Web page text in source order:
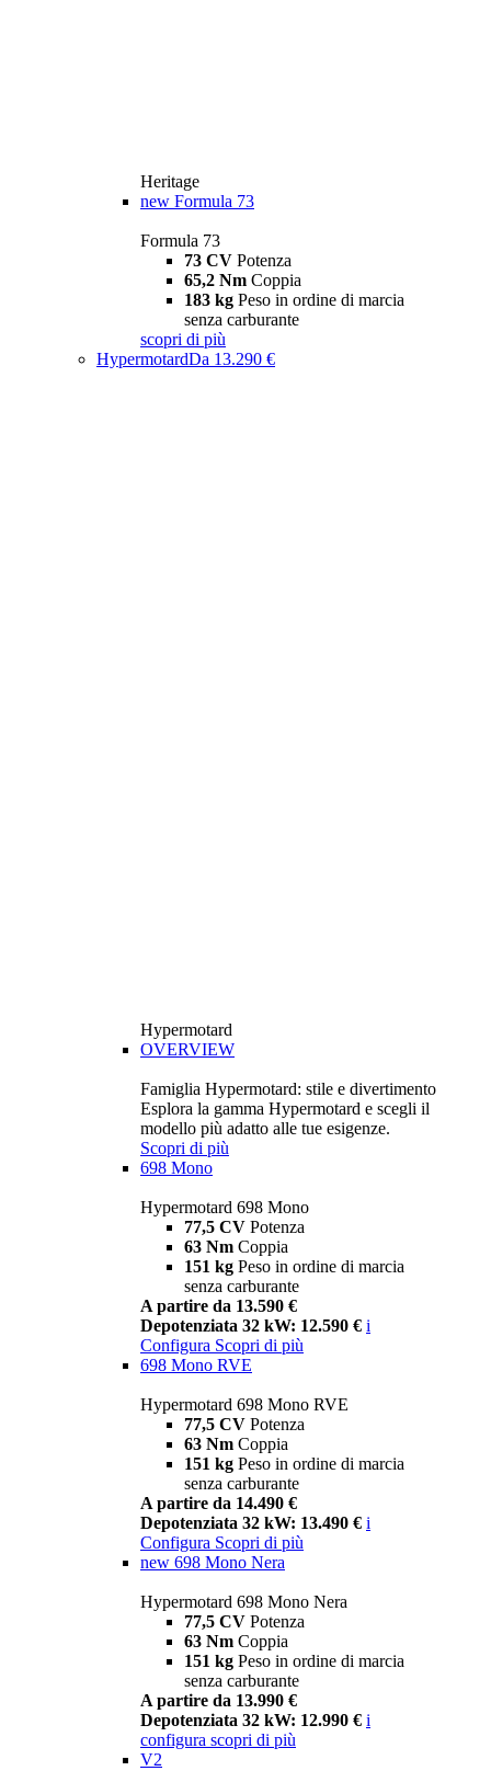
Heritage
new Formula 73
Formula 73
73 CV Potenza
65,2 Nm Coppia
183 kg Peso in ordine di marcia
senza carburante
scopri di più
HypermotardDa 13.290 €
Hypermotard
OVERVIEW
Famiglia Hypermotard: stile e divertimento
Esplora la gamma Hypermotard e scegli il
modello più adatto alle tue esigenze.
Scopri di più
698 Mono
Hypermotard 698 Mono
77,5 CV Potenza
63 Nm Coppia
151 kg Peso in ordine di marcia
senza carburante
A partire da 13.590 €
Depotenziata 32 kW: 12.590 € i
Configura Scopri di più
698 Mono RVE
Hypermotard 698 Mono RVE
77,5 CV Potenza
63 Nm Coppia
151 kg Peso in ordine di marcia
senza carburante
A partire da 14.490 €
Depotenziata 32 kW: 13.490 € i
Configura Scopri di più
new 698 Mono Nera
Hypermotard 698 Mono Nera
77,5 CV Potenza
63 Nm Coppia
151 kg Peso in ordine di marcia
senza carburante
A partire da 13.990 €
Depotenziata 32 kW: 12.990 € i
configura scopri di più
V2